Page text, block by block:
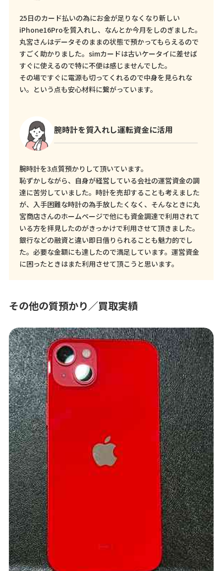
25日のカード払いの為にお金が足りなくなり新しい
iPhone16Proを質入れし、なんとか今月をしのぎました。
丸宮さんはデータそのままの状態で預かってもらえるので
すごく助かりました。simカードは古いケータイに差せば
すぐに使えるので特に不便は感じませんでした。
その場ですぐに電源も切ってくれるので中身を見られな
い。という点も安心材料に繋がっています。
腕時計を質入れし運転資金に活用
腕時計を3点質預かりして頂いています。
恥ずかしながら、自身が経営している会社の運営資金の調
達に苦労していました。時計を売却することも考えました
が、入手困難な時計の為手放したくなく、そんなときに丸
宮商店さんのホームページで他にも資金調達で利用されて
いる方を拝見したのがきっかけで利用させて頂きました。
銀行などの融資と違い即日借りられることも魅力的でし
た。必要な金額にも達したので満足しています。運営資金
に困ったときはまた利用させて頂こうと思います。
その他の質預かり／買取実績